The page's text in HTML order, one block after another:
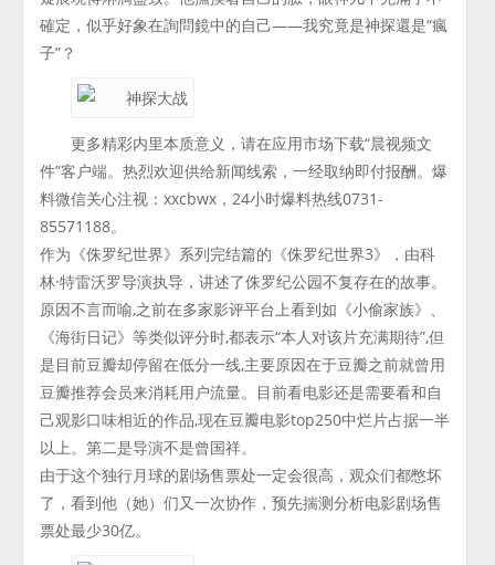
確定，似乎好象在詢問鏡中的自己——我究竟是神探還是“瘋
子”？
更多精彩内里本质意义，请在应用市场下载“晨视频文
件”客户端。热烈欢迎供给新闻线索，一经取纳即付报酬。爆
料微信关心注视：xxcbwx，24小时爆料热线0731-
85571188。
作为《侏罗纪世界》系列完结篇的《侏罗纪世界3》，由科
林·特雷沃罗导演执导，讲述了侏罗纪公园不复存在的故事。
原因不言而喻,之前在多家影评平台上看到如《小偷家族》、
《海街日记》等类似评分时,都表示“本人对该片充满期待”,但
是目前豆瓣却停留在低分一线,主要原因在于豆瓣之前就曾用
豆瓣推荐会员来消耗用户流量。目前看电影还是需要看和自
己观影口味相近的作品,现在豆瓣电影top250中烂片占据一半
以上。第二是导演不是曾国祥。
由于这个独行月球的剧场售票处一定会很高，观众们都憋坏
了，看到他（她）们又一次协作，预先揣测分析电影剧场售
票处最少30亿。